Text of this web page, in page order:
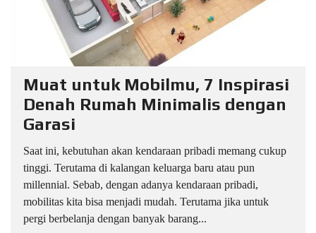
Muat untuk Mobilmu, 7 Inspirasi
Denah Rumah Minimalis dengan
Garasi
Saat ini, kebutuhan akan kendaraan pribadi memang cukup
tinggi. Terutama di kalangan keluarga baru atau pun
millennial. Sebab, dengan adanya kendaraan pribadi,
mobilitas kita bisa menjadi mudah. Terutama jika untuk
pergi berbelanja dengan banyak barang...